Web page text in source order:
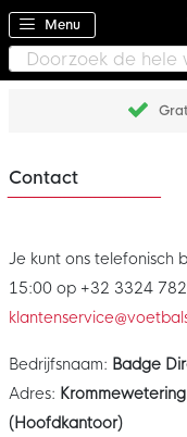
Menu
Contact
Je kunt ons telefonisch
15:00 op +32 3324
Bedrijfsnaam: Badge
Adres:
(Hoofdkantoor)